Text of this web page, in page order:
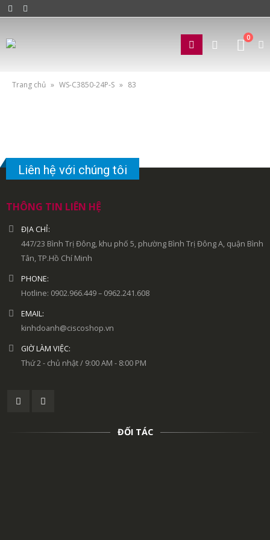
0
Trang chủ » WS-C3850-24P-S » 83
Liên hệ với chúng tôi
THÔNG TIN LIÊN HỆ
ĐỊA CHỈ:
447/23 Bình Trị Đông, khu phố 5, phường Bình Trị Đông A, quận Bình
Tân, TP.Hồ Chí Minh
PHONE:
Hotline: 0902.966.449 – 0962.241.608
EMAIL:
kinhdoanh@ciscoshop.vn
GIỜ LÀM VIỆC:
Thứ 2 - chủ nhật / 9:00 AM - 8:00 PM
ĐỐI TÁC